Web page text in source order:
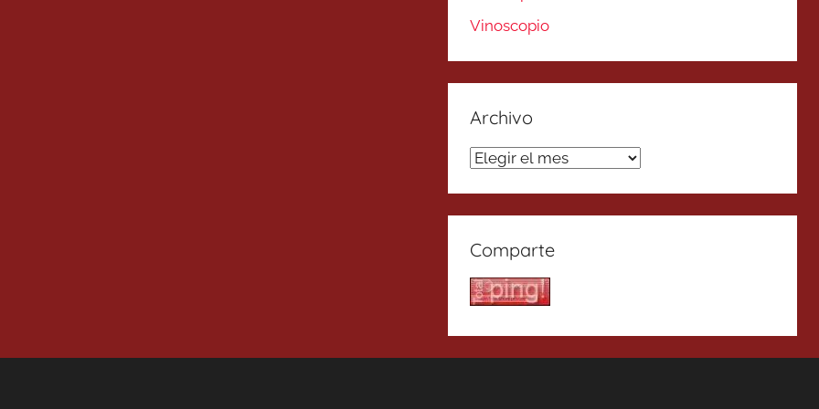
Vinoscopio
Archivo
Archivo
Comparte